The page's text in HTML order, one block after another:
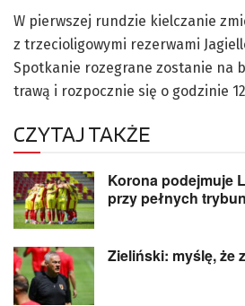
W pierwszej rundzie kielczanie
z trzecioligowymi rezerwami
Spotkanie rozegrane zostanie na
trawą i rozpocznie się o godzinie
CZYTAJ TAKŻE
Korona podejmuje
przy pełnych
Zieliński: myślę, że